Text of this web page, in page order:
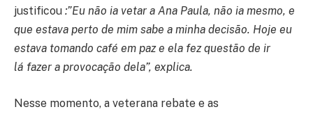
justificou :”Eu não ia vetar a Ana Paula, não ia mesmo, e
que estava perto de mim sabe a minha decisão. Hoje eu
estava tomando café em paz e ela fez questão de ir
lá fazer a provocação dela”, explica.
Nesse momento, a veterana rebate e as